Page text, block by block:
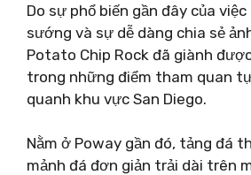
Do sự phổ biến gần đây của
sướng và sự dễ dàng chia sẻ
Potato Chip Rock đã giành
trong những điểm tham quan
quanh khu vực San Diego.
Nằm ở Poway gần đó, tảng đá
mảnh đá đơn giản trải dài trên